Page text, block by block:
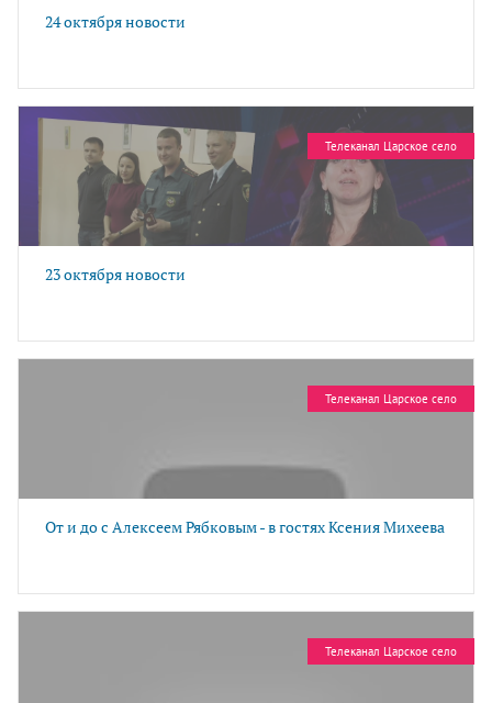
24 октября новости
Телеканал Царское село
23 октября новости
Телеканал Царское село
От и до с Алексеем Рябковым - в гостях Ксения Михеева
Телеканал Царское село